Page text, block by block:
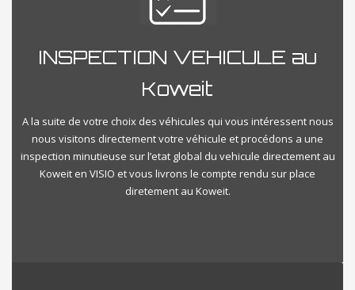
INSPECTION VEHICULE au
Koweit
A la suite de votre choix des véhicules qui vous intéressent nous
nous visitons directement votre véhicule et procédons a une
inspection minutieuse sur l’etat global du vehicule directement au
Koweit en VISIO et vous livrons le compte rendu sur place
diretement au Koweit.